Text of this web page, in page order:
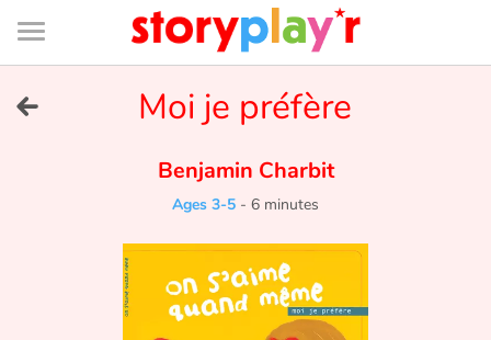
Connexion
Bibliothèque
de
page
Moi je préfère
Benjamin Charbit
Ages 3-5 - 6 minutes